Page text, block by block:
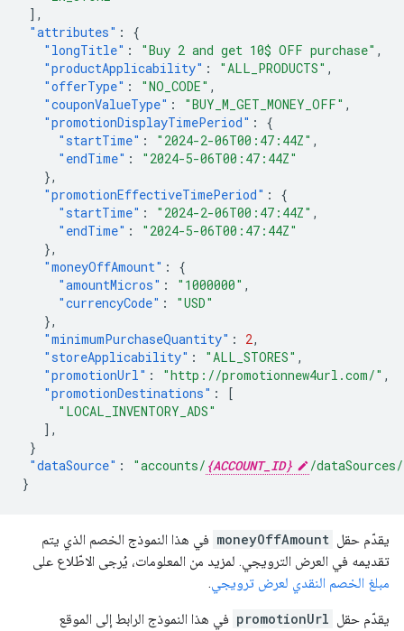
],
"attributes" :
{
"longTitle" : "Buy 2 and get 10$ OFF purchase" ,
"productApplicability" : "ALL_PRODUCTS" ,
"offerType" : "NO_CODE" ,
"couponValueType" : "BUY_M_GET_MONEY_OFF" ,
"promotionDisplayTimePeriod" :
{
"startTime" : "2024-2-06T00:47:44Z" ,
"endTime" :
"2024-5-06T00:47:44Z"
},
"promotionEffectiveTimePeriod" :
{
"startTime" : "2024-2-06T00:47:44Z" ,
"endTime" :
"2024-5-06T00:47:44Z"
},
"moneyOffAmount" :
{
"amountMicros" : "1000000" ,
"currencyCode" :
"USD"
},
"minimumPurchaseQuantity" : 2,
"storeApplicability" : "ALL_STORES" ,
"promotionUrl" : "http://promotionnew4url.com/" ,
"promotionDestinations" :
[
"LOCAL_INVENTORY_ADS"
],
}
"dataSource" : "accounts/ {ACCOUNT_ID}
/dataSources/
}
يقدّم حقل moneyOffAmount في هذا النموذج الخصم الذي يتم
تقديمه في العرض الترويجي. لمزيد من المعلومات، يُرجى الاطّلاع على
مبلغ الخصم النقدي لعرض ترويجي.
يقدّم حقل promotionUrl في هذا النموذج الرابط إلى الموقع